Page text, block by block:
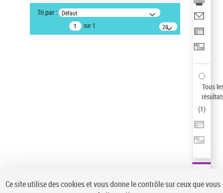
Type de notice d'autorité
Tri par : Défaut
sur 1
20
résultats/page
Tous
(1)
Ce site utilise des cookies et vous donne le contrôle sur ceux que vous